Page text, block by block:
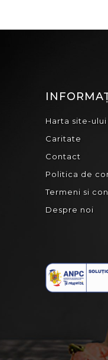
Harta site-ului
Caritate
Contact
Politica de
Termeni si
Despre noi